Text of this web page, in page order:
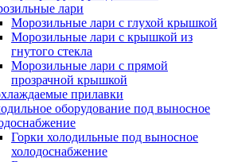
лари
Морозильные лари с глухой крышкой
Морозильные лари с крышкой из
гнутого стекла
Морозильные лари с прямой
прозрачной крышкой
прилавки
оборудование под выносное
Горки холодильные под выносное
холодоснабжение